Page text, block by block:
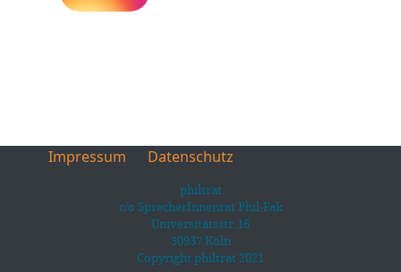
Impressum Datenschutz
philtrat
c/o SprecherInnenrat Phil-Fak
Universitätsstr.16
50937 Köln
Copyright philtrat 2021